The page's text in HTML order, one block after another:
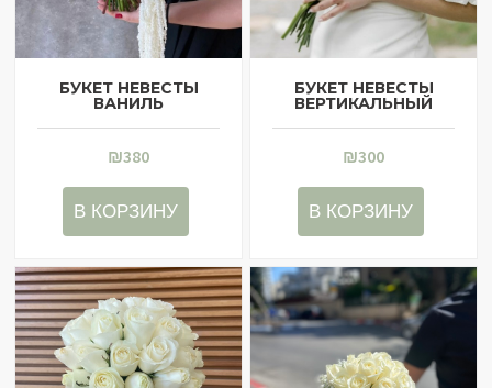
БУКЕТ НЕВЕСТЫ
ВАНИЛЬ
₪380
В КОРЗИНУ
БУКЕТ НЕВЕСТЫ
ВЕРТИКАЛЬНЫЙ
₪300
В КОРЗИНУ